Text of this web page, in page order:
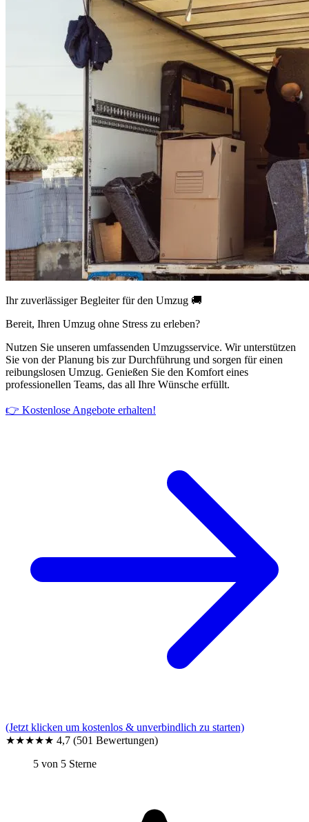
Ihr zuverlässiger Begleiter für den Umzug 🚚
Bereit, Ihren Umzug ohne Stress zu erleben?
Nutzen Sie unseren umfassenden Umzugsservice. Wir unterstützen
Sie von der Planung bis zur Durchführung und sorgen für einen
reibungslosen Umzug. Genießen Sie den Komfort eines
professionellen Teams, das all Ihre Wünsche erfüllt.
👉 Kostenlose Angebote erhalten!
(Jetzt klicken um kostenlos & unverbindlich zu starten)
★★★★★ 4,7 (501 Bewertungen)
5 von 5 Sterne